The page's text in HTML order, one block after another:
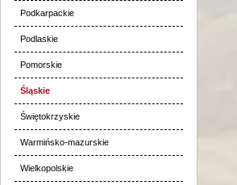
Podkarpackie
Podlaskie
Pomorskie
Śląskie
Świętokrzyskie
Warmińsko-mazurskie
Wielkopolskie